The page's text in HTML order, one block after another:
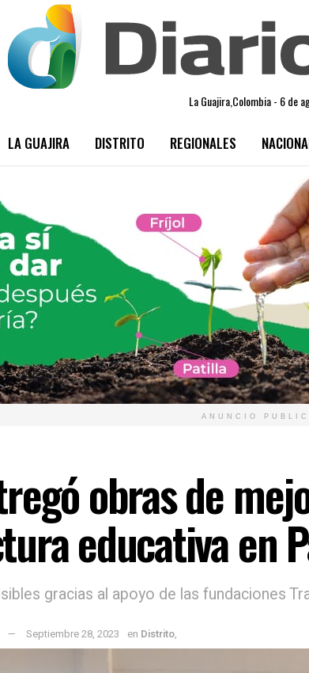
La Guajira,Colombia - 6 de
LA GUAJIRA DISTRITO REGIONALES
ANUNCIO
obras de
educativa en
gracias al apoyo de las fundaciones
Septiembre 28, 2023 en Distrito,